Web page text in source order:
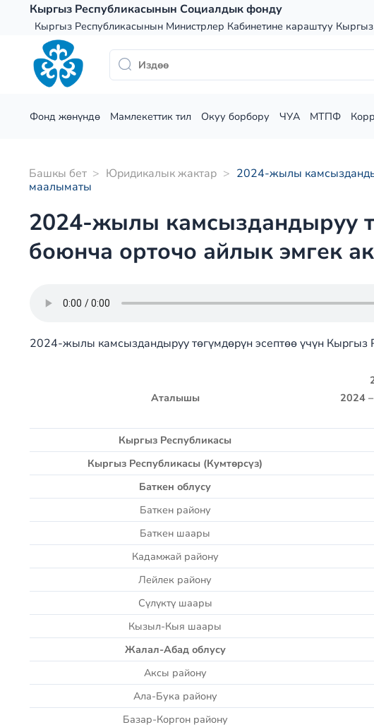
Кыргыз Республикасынын Социалдык фонду
Кыргыз Республикасынын Министрлер Кабинетине караштуу
Фонд жөнүндө Мамлекеттик тил Окуу борбору ЧУА МТПФ
Башкы бет > Юридикалык жактар > 2024-жылы
маалыматы
2024-жылы камсыздандыруу
боюнча орточо айлык эмгек
2024-жылы камсыздандыруу төгүмдөрүн эсептөө үчүн
Аталышы
2024
Кыргыз Республикасы
Кыргыз Республикасы (Кумтөрсүз)
Баткен облусу
Баткен району
Баткен шаары
Кадамжай району
Лейлек району
Сүлүктү шаары
Кызыл-Кыя шаары
Жалал-Абад облусу
Аксы району
Ала-Бука району
Базар-Коргон району